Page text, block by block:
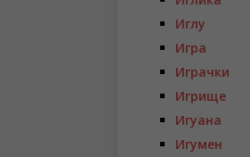
Иглу
Игра
Играчки
Игрище
Игуана
Игумен